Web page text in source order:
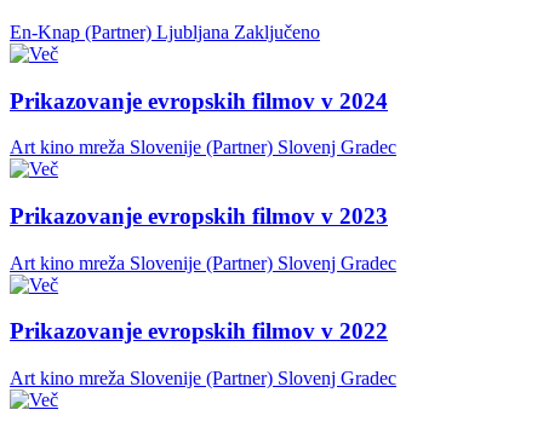
En-Knap (Partner) Ljubljana Zaključeno
Prikazovanje evropskih filmov v 2024
Art kino mreža Slovenije (Partner) Slovenj Gradec
Prikazovanje evropskih filmov v 2023
Art kino mreža Slovenije (Partner) Slovenj Gradec
Prikazovanje evropskih filmov v 2022
Art kino mreža Slovenije (Partner) Slovenj Gradec